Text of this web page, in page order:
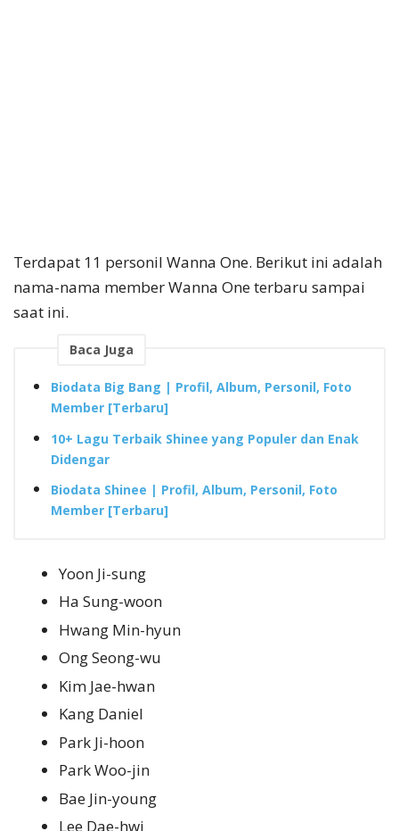
Terdapat 11 personil Wanna One. Berikut ini adalah
nama-nama member Wanna One terbaru sampai
saat ini.
Baca Juga
Biodata Big Bang | Profil, Album, Personil, Foto
Member [Terbaru]
10+ Lagu Terbaik Shinee yang Populer dan Enak
Didengar
Biodata Shinee | Profil, Album, Personil, Foto
Member [Terbaru]
Yoon Ji-sung
Ha Sung-woon
Hwang Min-hyun
Ong Seong-wu
Kim Jae-hwan
Kang Daniel
Park Ji-hoon
Park Woo-jin
Bae Jin-young
Lee Dae-hwi